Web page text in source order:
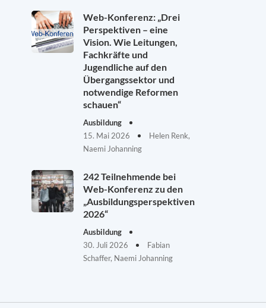
Web-Konferenz: „Drei
Perspektiven – eine
Vision. Wie Leitungen,
Fachkräfte und
Jugendliche auf den
Übergangssektor und
notwendige Reformen
schauen“
Ausbildung
15. Mai 2026
Helen Renk,
Naemi Johanning
242 Teilnehmende bei
Web-Konferenz zu den
„Ausbildungsperspektiven
2026“
Ausbildung
30. Juli 2026
Fabian
Schaffer, Naemi Johanning